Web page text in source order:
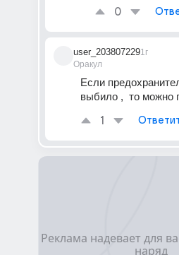
0
user_203807229
Оракул
1г
Если
выбило ,  то можно
1